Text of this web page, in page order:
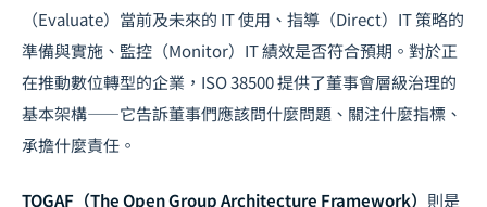
（Evaluate）當前及未來的 IT 使用、指導（Direct）IT 策略的
準備與實施、監控（Monitor）IT 績效是否符合預期。對於正
在推動數位轉型的企業，ISO 38500 提供了董事會層級治理的
基本架構——它告訴董事們應該問什麼問題、關注什麼指標、
承擔什麼責任。
TOGAF（The Open Group Architecture Framework） 則是